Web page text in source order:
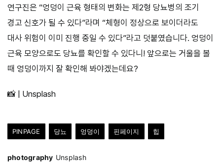
연구진은 “엉덩이 근육 형태의 변화는 제2형 당뇨병의 조기
경고 신호가 될 수 있다”라며 “체형이 정상으로 보이더라도
대사 위험이 이미 진행 중일 수 있다”라고 덧붙였습니다. 엉덩이
근육 모양으로도 당뇨를 확인할 수 있다니! 앞으로는 거울을 볼
때 엉덩이까지 잘 확인해 봐야겠는데요?
📸 | Unsplash
PINPAGE 당뇨 엉덩이 핀페이지 힙
photography Unsplash